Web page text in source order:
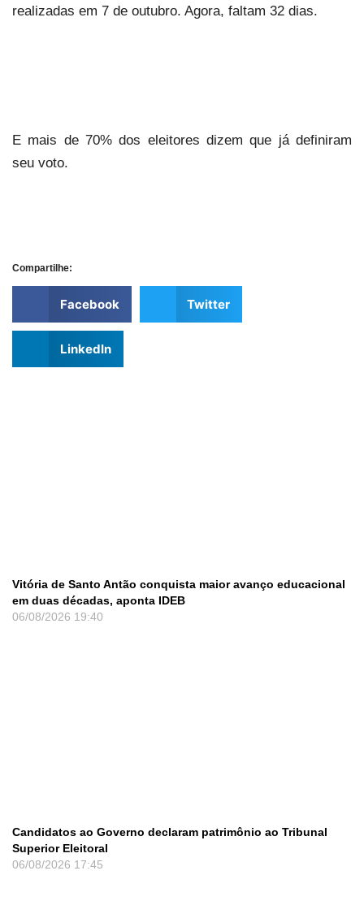
realizadas em 7 de outubro. Agora, faltam 32 dias.
E mais de 70% dos eleitores dizem que já definiram
seu voto.
Compartilhe:
Facebook Twitter
LinkedIn
Vitória de Santo Antão conquista maior avanço educacional
em duas décadas, aponta IDEB
06/08/2026 19:40
Candidatos ao Governo declaram patrimônio ao Tribunal
Superior Eleitoral
06/08/2026 17:45